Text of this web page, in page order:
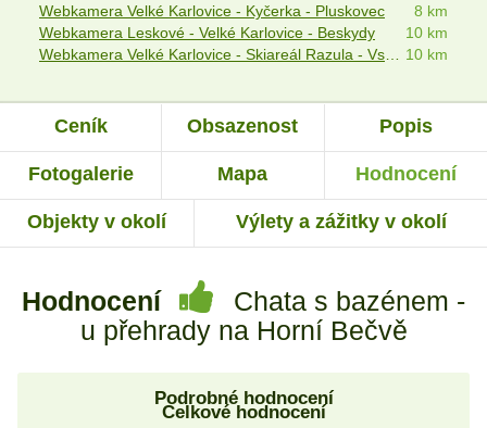
Webkamera Velké Karlovice - Kyčerka - Pluskovec
8 km
Webkamera Leskové - Velké Karlovice - Beskydy
10 km
10 km
Ceník Obsazenost Popis
Fotogalerie Mapa Hodnocení
Objekty v okolí Výlety a zážitky v okolí
Hodnocení
Chata s bazénem -
u přehrady na Horní Bečvě
Podrobné hodnocení
Celkové hodnocení